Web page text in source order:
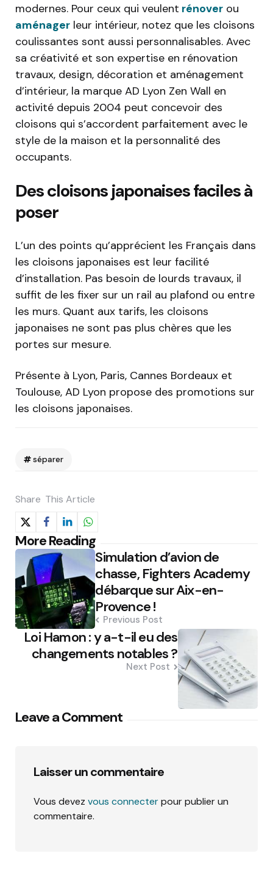
modernes. Pour ceux qui veulent rénover ou
aménager leur intérieur, notez que les cloisons
coulissantes sont aussi personnalisables. Avec
sa créativité et son expertise en rénovation
travaux, design, décoration et aménagement
d’intérieur, la marque AD Lyon Zen Wall en
activité depuis 2004 peut concevoir des
cloisons qui s’accordent parfaitement avec le
style de la maison et la personnalité des
occupants.
Des cloisons japonaises faciles à
poser
L’un des points qu’apprécient les Français dans
les cloisons japonaises est leur facilité
d’installation. Pas besoin de lourds travaux, il
suffit de les fixer sur un rail au plafond ou entre
les murs. Quant aux tarifs, les cloisons
japonaises ne sont pas plus chères que les
portes sur mesure.
Présente à Lyon, Paris, Cannes Bordeaux et
Toulouse, AD Lyon propose des promotions sur
les cloisons japonaises.
séparer
Share This Article
More Reading
Post
navigation Simulation d’avion de
chasse, Fighters Academy
débarque sur Aix-en-
Provence !
Previous Post
Loi Hamon : y a-t-il eu des
changements notables ?
Next Post
Leave a Comment
Laisser un commentaire
Vous devez vous connecterpour publier un
commentaire.